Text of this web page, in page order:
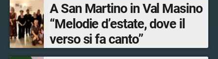
A San Martino in Val Masino
“Melodie d’estate, dove il
verso si fa canto”